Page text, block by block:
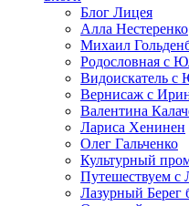
Блог Лицея
Алла Нестеренко
Михаил
Родословная с
Видоискатель
Вернисаж с
Валентина
Лариса Хенинен
Олег Гальченко
Культурный
Путешествуем с
Лазурный Берег